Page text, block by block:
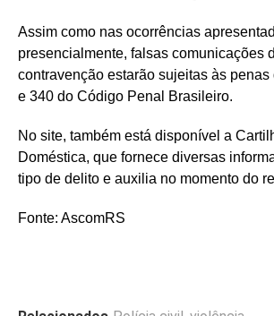
Assim como nas ocorrências
presencialmente, falsas comunicações
contravenção estarão sujeitas às penas
e 340 do Código Penal Brasileiro.
No site, também está disponível a
Doméstica, que fornece diversas
tipo de delito e auxilia no momento do
Fonte: AscomRS